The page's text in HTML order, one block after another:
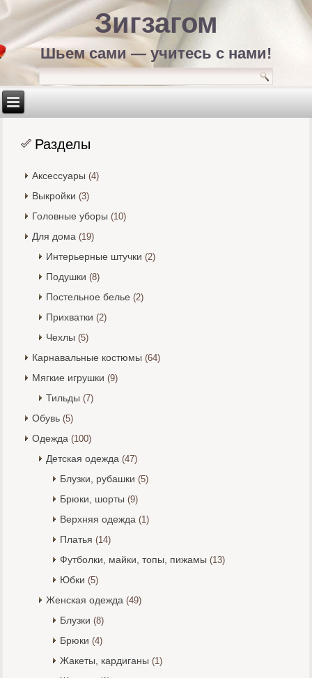
Зигзагом
Шьем сами — учитесь с нами!
Разделы
Аксессуары (4)
Выкройки (3)
Головные уборы (10)
Для дома (19)
Интерьерные штучки (2)
Подушки (8)
Постельное белье (2)
Прихватки (2)
Чехлы (5)
Карнавальные костюмы (64)
Мягкие игрушки (9)
Тильды (7)
Обувь (5)
Одежда (100)
Детская одежда (47)
Блузки, рубашки (5)
Брюки, шорты (9)
Верхняя одежда (1)
Платья (14)
Футболки, майки, топы, пижамы (13)
Юбки (5)
Женская одежда (49)
Блузки (8)
Брюки (4)
Жакеты, кардиганы (1)